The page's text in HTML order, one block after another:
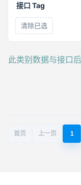
接口 Tag
清除已选
此类别数据与接口
首页 上一页 1